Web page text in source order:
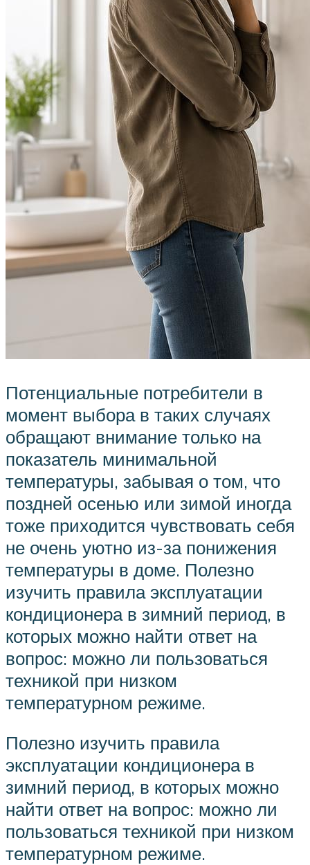
Потенциальные потребители в
момент выбора в таких случаях
обращают внимание только на
показатель минимальной
температуры, забывая о том, что
поздней осенью или зимой иногда
тоже приходится чувствовать себя
не очень уютно из-за понижения
температуры в доме. Полезно
изучить правила эксплуатации
кондиционера в зимний период, в
которых можно найти ответ на
вопрос: можно ли пользоваться
техникой при низком
температурном режиме.
Полезно изучить правила
эксплуатации кондиционера в
зимний период, в которых можно
найти ответ на вопрос: можно ли
пользоваться техникой при низком
температурном режиме.